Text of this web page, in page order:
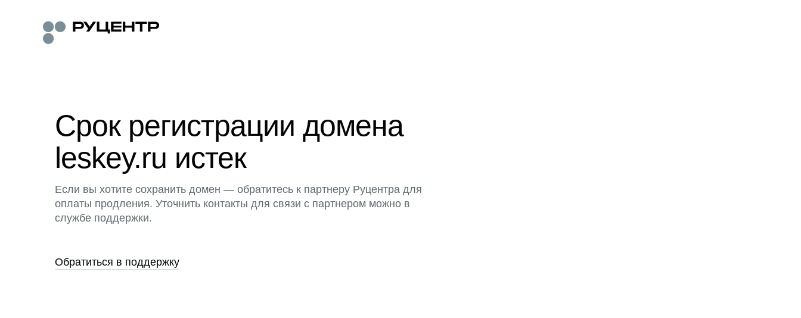
Срок регистрации домена
leskey.ru истек
Если вы хотите сохранить домен — обратитесь к партнеру Руцентра для
оплаты продления. Уточнить контакты для связи с партнером можно в
службе поддержки.
Обратиться в поддержку